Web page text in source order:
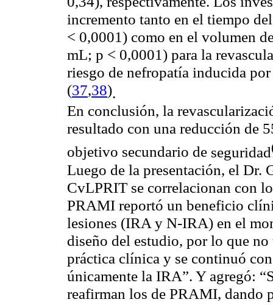
incremento tanto en el tiempo
< 0,0001) como en el volumen
mL; p < 0,0001) para la
riesgo de nefropatía inducida
(37,38).
En conclusión, la
resultado con una reducción de
objetivo secundario de seguridad
Luego de la presentación, el Dr.
CvLPRIT se correlacionan con
PRAMI reportó un beneficio
lesiones (IRA y N-IRA) en el
diseño del estudio, por lo que
práctica clínica y se continuó
únicamente la IRA”. Y agregó:
reafirman los de PRAMI, dando